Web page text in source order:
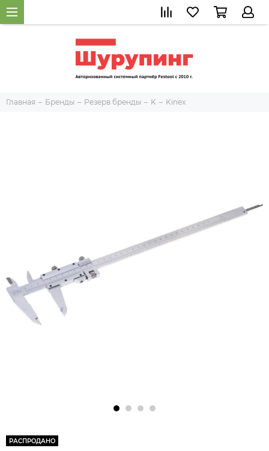
Главная Бренды Резерв бренды K Kinex
РАСПРОДАНО